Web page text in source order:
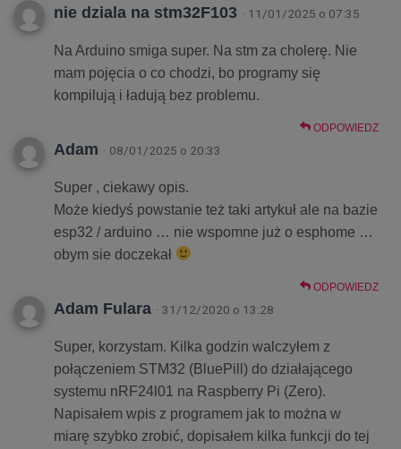
nie dziala na stm32F103 · 11/01/2025 o 07:35
Na Arduino smiga super. Na stm za cholerę. Nie
mam pojęcia o co chodzi, bo programy się
kompilują i ładują bez problemu.
ODPOWIEDZ
Adam · 08/01/2025 o 20:33
Super , ciekawy opis.
Może kiedyś powstanie też taki artykuł ale na bazie
esp32 / arduino … nie wspomne już o esphome …
obym sie doczekał
ODPOWIEDZ
Adam Fulara · 31/12/2020 o 13:28
Super, korzystam. Kilka godzin walczyłem z
połączeniem STM32 (BluePill) do działającego
systemu nRF24l01 na Raspberry Pi (Zero).
Napisałem wpis z programem jak to można w
miarę szybko zrobić, dopisałem kilka funkcji do tej